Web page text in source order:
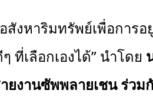
งหาริมทรัพย์เพื่อการอ
เลือกเองได้” นำโดย
ยงานซัพพลายเชน ร่วม